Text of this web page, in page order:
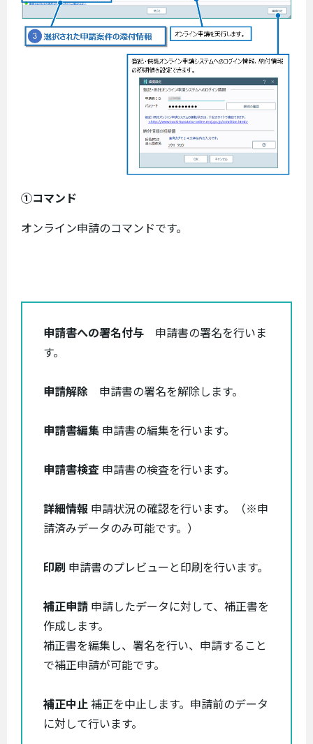
①コマンド
オンライン申請のコマンドです。
申請書への署名付与 申請書の署名を行いま
す。
申請解除 申請書の署名を解除します。
申請書編集 申請書の編集を行います。
申請書検査 申請書の検査を行います。
詳細情報 申請状況の確認を行います。（※申
請済みデータのみ可能です。）
印刷 申請書のプレビューと印刷を行います。
補正申請 申請したデータに対して、補正書を
作成します。
補正書を編集し、署名を行い、申請すること
で補正申請が可能です。
補正中止 補正を中止します。申請前のデータ
に対して行います。